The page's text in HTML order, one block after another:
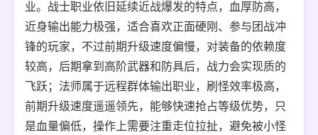
业。战士职业依旧延续近战爆发的特点，血厚防高，
近身输出能力极强，适合喜欢正面硬刚、参与团战冲
锋的玩家，不过前期升级速度偏慢，对装备的依赖度
较高，后期拿到高阶武器和防具后，战力会实现质的
飞跃；法师属于远程群体输出职业，刷怪效率极高，
前期升级速度遥遥领先，能够快速抢占等级优势，只
是血量偏低，操作上需要注重走位拉扯，避免被小怪